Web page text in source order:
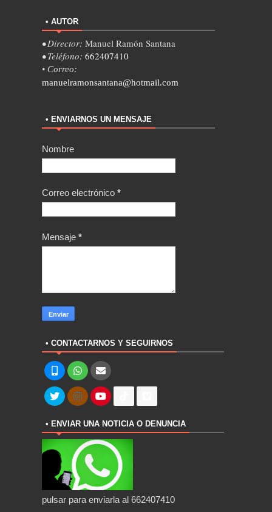
• AUTOR
• Director: Manuel Ramón Santana
• Teléfono: 662407410
• Correo:
manuelramonsantana@hotmail.com
• ENVIARNOS UN MENSAJE
Nombre
Correo electrónico *
Mensaje *
• CONTACTARNOS Y SEGUIRNOS
• ENVIAR UNA NOTICIA O DENUNCIA
pulsar para enviarla al 662407410